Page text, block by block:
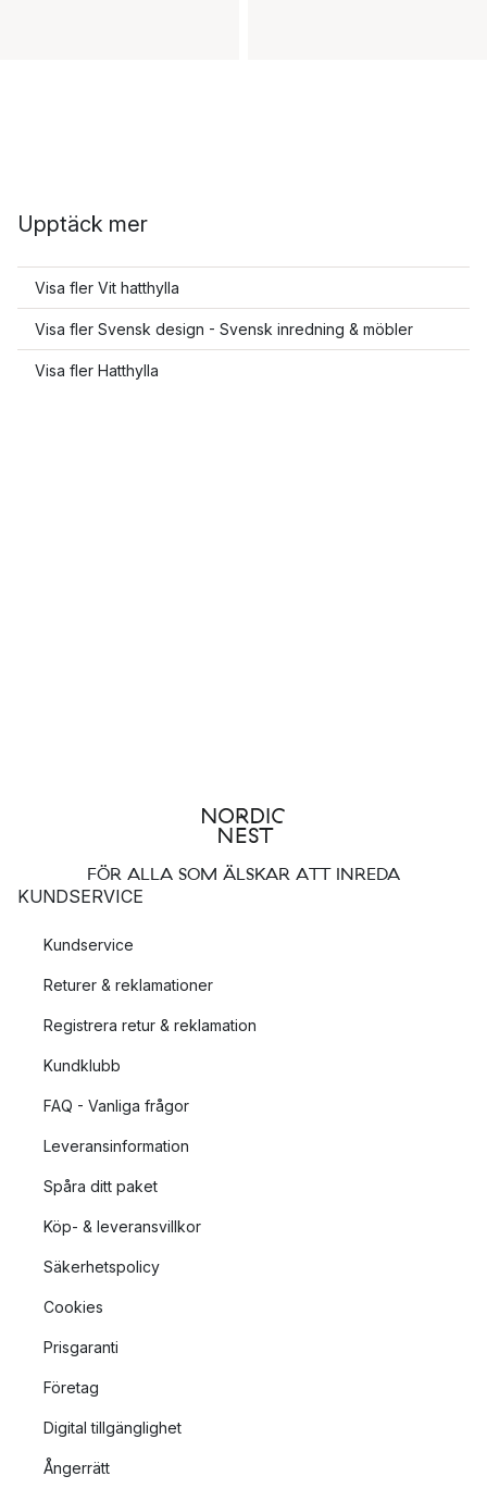
Upptäck mer
Visa fler Vit hatthylla
Visa fler Svensk design - Svensk inredning & möbler
Visa fler Hatthylla
FÖR ALLA SOM ÄLSKAR ATT INREDA
KUNDSERVICE
Kundservice
Returer & reklamationer
Registrera retur & reklamation
Kundklubb
FAQ - Vanliga frågor
Leveransinformation
Spåra ditt paket
Köp- & leveransvillkor
Säkerhetspolicy
Cookies
Prisgaranti
Företag
Digital tillgänglighet
Ångerrätt